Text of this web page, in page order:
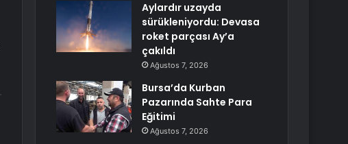
Aylardır uzayda
sürükleniyordu: Devasa
roket parçası Ay’a
çakıldı
Ağustos 7, 2026
Bursa’da Kurban
Pazarında Sahte Para
Eğitimi
Ağustos 7, 2026